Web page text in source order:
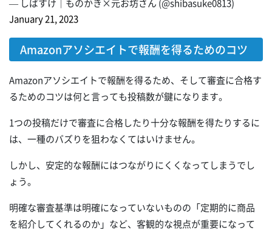
— しばすけ｜ものかき×元お坊さん (@shibasuke0813)
January 21, 2023
Amazonアソシエイトで報酬を得るためのコツ
Amazonアソシエイトで報酬を得るため、そして審査に合格す
るためのコツは何と言っても投稿数が鍵になります。
1つの投稿だけで審査に合格したり十分な報酬を得たりするに
は、一種のバズりを狙わなくてはいけません。
しかし、安定的な報酬にはつながりにくくなってしまうでし
ょう。
明確な審査基準は明確になっていないものの「定期的に商品
を紹介してくれるのか」など、客観的な視点が重要になって